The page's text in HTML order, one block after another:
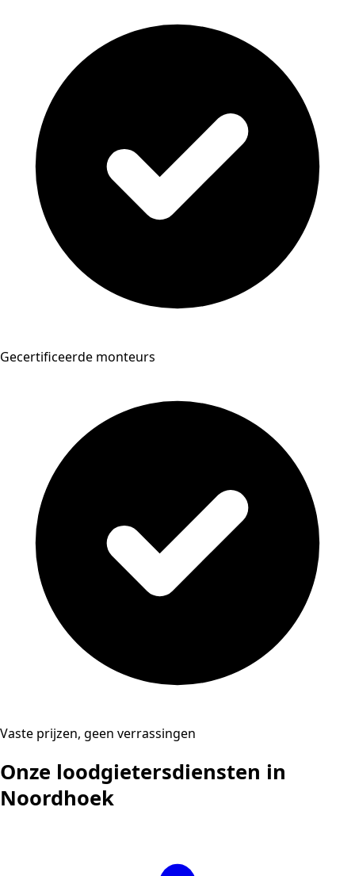
Gecertificeerde monteurs
Vaste prijzen, geen verrassingen
Onze loodgietersdiensten in
Noordhoek